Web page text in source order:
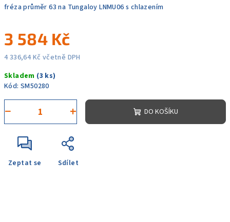
fréza průměr 63 na Tungaloy LNMU06 s chlazením
3 584 Kč
4 336,64 Kč včetně DPH
cena:
Skladem (3 ks)
Kód: SM50280
+
− DO KOŠÍKU
Zeptat se Sdílet